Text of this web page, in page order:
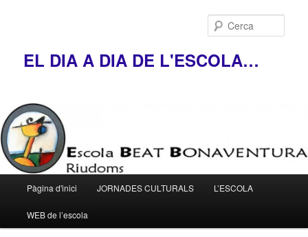
EL DIA A DIA DE L'ESCOLA…
principal
Aneu
al
Pàgina d'inici JORNADES CULTURALS L’ESCOLA
WEB de l’escola